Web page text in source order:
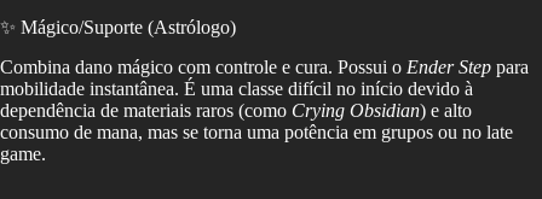
✨ Mágico/Suporte (Astrólogo)
Combina dano mágico com controle e cura. Possui o Ender Step para
mobilidade instantânea. É uma classe difícil no início devido à
dependência de materiais raros (como Crying Obsidian) e alto
consumo de mana, mas se torna uma potência em grupos ou no late
game.